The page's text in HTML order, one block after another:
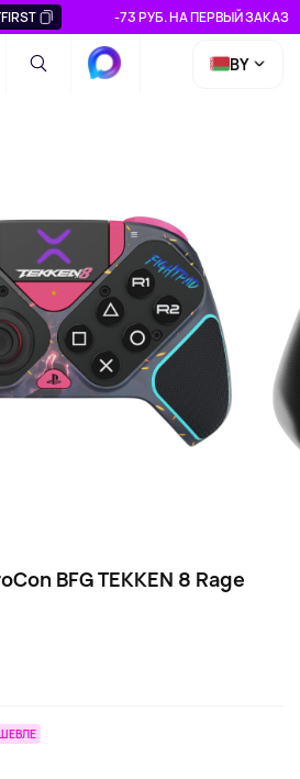
-73 РУБ. НА ПЕРВЫЙ ЗАКАЗ
BY
BFG TEKKEN 8 Rage